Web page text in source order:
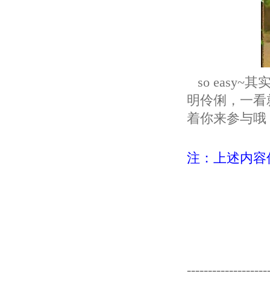
so easy~其
明伶俐，一看
着你来参与哦
注：上述内